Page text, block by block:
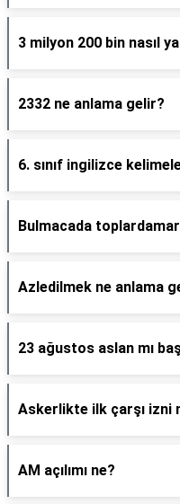
3 milyon 200 bin nasıl
2332 ne anlama gelir?
6. sınıf ingilizce
Bulmacada
Azledilmek ne anlama
23 ağustos aslan mı
Askerlikte ilk çarşı izni
AM açılımı ne?